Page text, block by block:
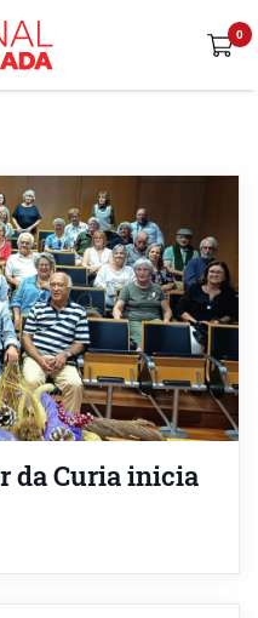
da Curia inicia